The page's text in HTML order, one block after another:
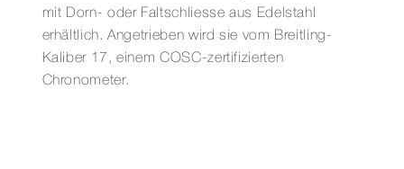
mit Dorn- oder Faltschliesse aus Edelstahl
erhältlich. Angetrieben wird sie vom Breitling-
Kaliber 17, einem COSC-zertifizierten
Chronometer.